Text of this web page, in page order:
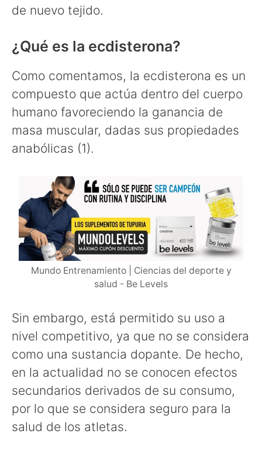
de nuevo tejido.
¿Qué es la ecdisterona?
Como comentamos, la ecdisterona es un
compuesto que actúa dentro del cuerpo
humano favoreciendo la ganancia de
masa muscular, dadas sus propiedades
anabólicas (1).
Mundo Entrenamiento | Ciencias del deporte y
salud - Be Levels
Sin embargo, está permitido su uso a
nivel competitivo, ya que no se considera
como una sustancia dopante. De hecho,
en la actualidad no se conocen efectos
secundarios derivados de su consumo,
por lo que se considera seguro para la
salud de los atletas.